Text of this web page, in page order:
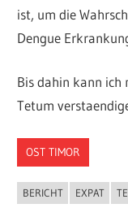
ist, um die
Dengue
Bis dahin kann ich
Tetum
OST TIMOR
BERICHT EXPAT